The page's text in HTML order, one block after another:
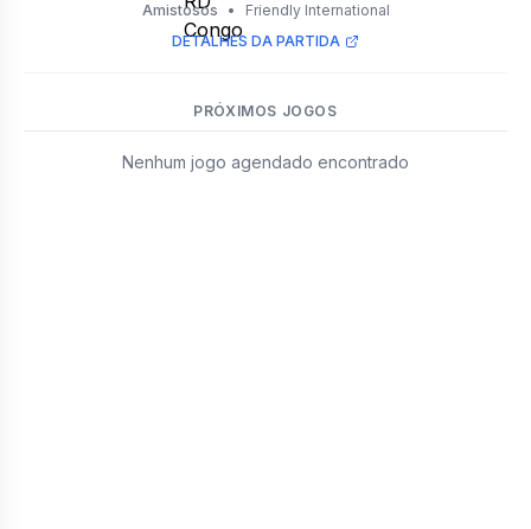
Amistosos
•
Friendly International
DETALHES DA PARTIDA
PRÓXIMOS JOGOS
Nenhum jogo agendado encontrado